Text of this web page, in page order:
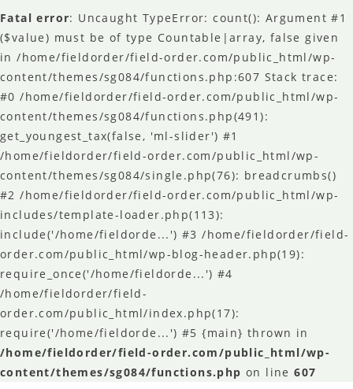
Fatal error: Uncaught TypeError: count(): Argument #1
($value) must be of type Countable|array, false given
in /home/fieldorder/field-order.com/public_html/wp-
content/themes/sg084/functions.php:607 Stack trace:
#0 /home/fieldorder/field-order.com/public_html/wp-
content/themes/sg084/functions.php(491):
get_youngest_tax(false, 'ml-slider') #1
/home/fieldorder/field-order.com/public_html/wp-
content/themes/sg084/single.php(76): breadcrumbs()
#2 /home/fieldorder/field-order.com/public_html/wp-
includes/template-loader.php(113):
include('/home/fieldorde...') #3 /home/fieldorder/field-
order.com/public_html/wp-blog-header.php(19):
require_once('/home/fieldorde...') #4
/home/fieldorder/field-
order.com/public_html/index.php(17):
require('/home/fieldorde...') #5 {main} thrown in
/home/fieldorder/field-order.com/public_html/wp-
content/themes/sg084/functions.php on line607